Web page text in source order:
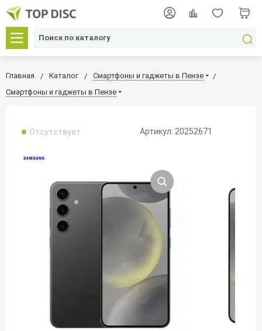
Главная Каталог
Смартфоны и гаджеты в Пензе
Смартфоны и гаджеты в Пензе
Отсутствует Артикул: 20252671